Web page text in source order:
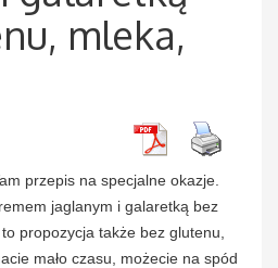
mleka,
przepis na specjalne okazje.
jaglanym i galaretką bez
propozycja także bez glutenu,
mało czasu, możecie na spód